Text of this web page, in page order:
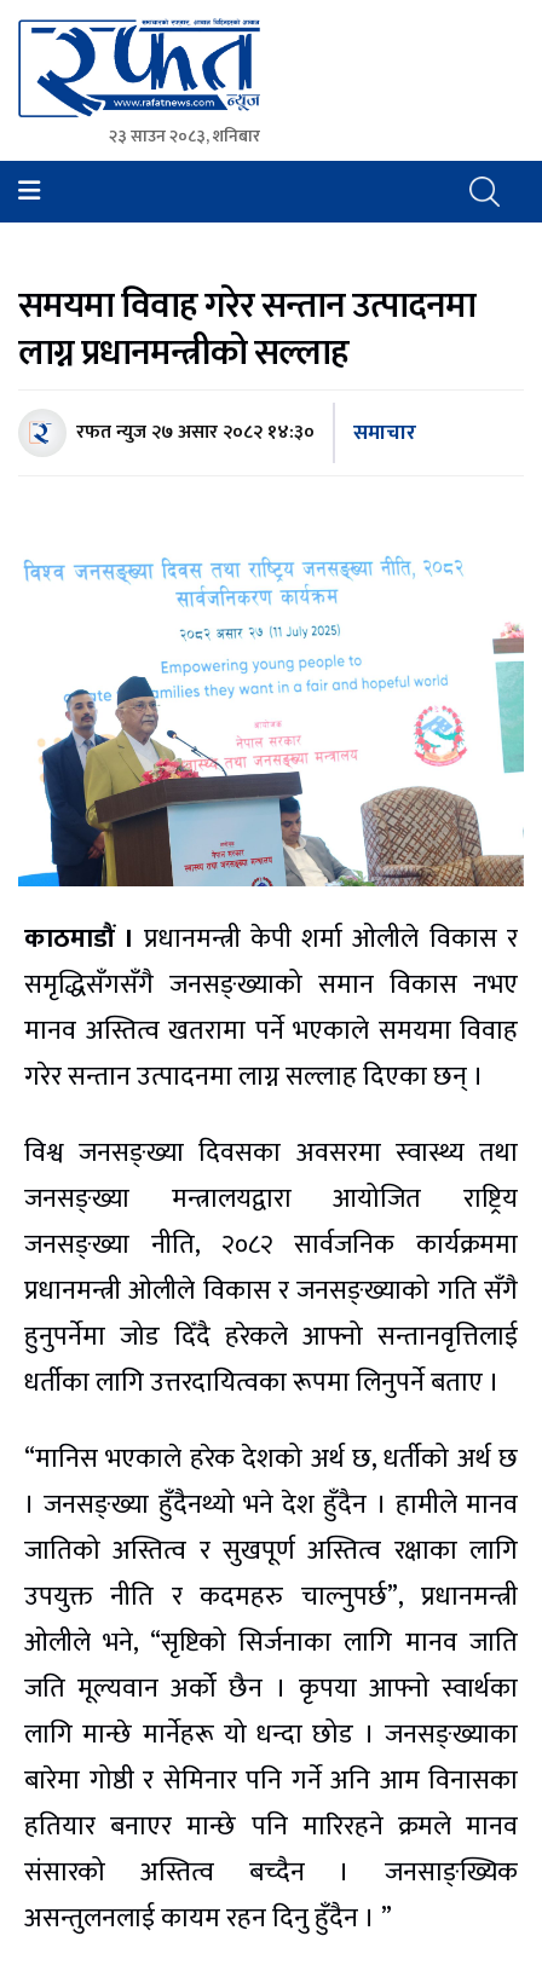
Rafat News
समाचारको रफ्तार, आवाज बिहिनहरुको आवाज
२३ साउन २०८३, शनिबार
समयमा विवाह गरेर सन्तान उत्पादनमा
लाग्न प्रधानमन्त्रीको सल्लाह
रफत न्युज२७ असार २०८२ १४:३० समाचार
काठमाडौं । प्रधानमन्त्री केपी शर्मा ओलीले विकास र
समृद्धिसँगसँगै जनसङ्ख्याको समान विकास नभए
मानव अस्तित्व खतरामा पर्ने भएकाले समयमा विवाह
गरेर सन्तान उत्पादनमा लाग्न सल्लाह दिएका छन् ।
विश्व जनसङ्ख्या दिवसका अवसरमा स्वास्थ्य तथा
जनसङ्ख्या मन्त्रालयद्वारा आयोजित राष्ट्रिय
जनसङ्ख्या नीति, २०८२ सार्वजनिक कार्यक्रममा
प्रधानमन्त्री ओलीले विकास र जनसङ्ख्याको गति सँगै
हुनुपर्नेमा जोड दिँदै हरेकले आफ्नो सन्तानवृत्तिलाई
धर्तीका लागि उत्तरदायित्वका रूपमा लिनुपर्ने बताए ।
“मानिस भएकाले हरेक देशको अर्थ छ, धर्तीको अर्थ छ
। जनसङ्ख्या हुँदैनथ्यो भने देश हुँदैन । हामीले मानव
जातिको अस्तित्व र सुखपूर्ण अस्तित्व रक्षाका लागि
उपयुक्त नीति र कदमहरु चाल्नुपर्छ”, प्रधानमन्त्री
ओलीले भने, “सृष्टिको सिर्जनाका लागि मानव जाति
जति मूल्यवान अर्को छैन । कृपया आफ्नो स्वार्थका
लागि मान्छे मार्नेहरू यो धन्दा छोड । जनसङ्ख्याका
बारेमा गोष्ठी र सेमिनार पनि गर्ने अनि आम विनासका
हतियार बनाएर मान्छे पनि मारिरहने क्रमले मानव
संसारको अस्तित्व बच्दैन । जनसाङ्ख्यिक
असन्तुलनलाई कायम रहन दिनु हुँदैन । ”